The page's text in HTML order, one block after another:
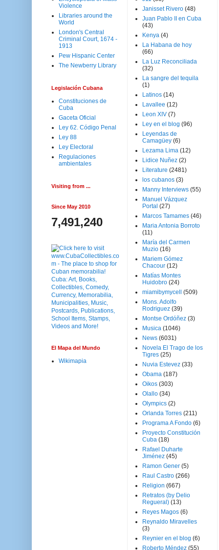
Violence
Libraries around the
World
London's Central
Criminal Court, 1674 -
1913
Pew Hispanic Center
The Newberry Library
Legislación Cubana
Constituciones de
Cuba
Gaceta Oficial
Ley 62. Código Penal
Ley 88
Ley Electoral
Regulaciones
ambientales
Visiting from ...
Since May 2010
7,491,240
El Mapa del Mundo
Wikimapia
Janisset Rivero (48)
Juan Pablo II en Cuba
(43)
Kenya (4)
La Habana de hoy
(66)
La Luz Reconciliada
(32)
La sangre del tequila
(1)
Latinos (14)
Lavallee (12)
Leon XIV (7)
Ley en el blog (96)
Leyendas de
Camagüey (6)
Lezama Lima (12)
Lidice Nuñez (2)
Literature (2481)
los cubanos (3)
Manny Interviews (55)
Manuel Vázquez
Portal (27)
Marcos Tamames (46)
Maria Antonia Borroto
(11)
María del Carmen
Muzio (16)
Mariem Gómez
Chacour (12)
Matías Montes
Huidobro (24)
miamibymycell
(509)
Mons. Adolfo
Rodriguez (39)
Montse Ordóñez (3)
Musica (1046)
News (6031)
Novela El Trago de los
Tigres (25)
Nuvia Estevez (33)
Obama (187)
Oikos (303)
Olallo (34)
Olympics (2)
Orlanda Torres (211)
Programa A Fondo (6)
Proyecto Constitución
Cuba (18)
Rafael Duharte
Jiménez (45)
Ramon Gener (5)
Raul Castro (266)
Religion (667)
Retratos (by Delio
Regueral) (13)
Reyes Magos (6)
Reynaldo Miravelles
(3)
Reynier en el blog (6)
Roberto Méndez (55)